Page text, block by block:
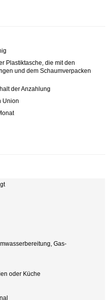
Plastiktasche, die mit den
und dem Schaumverpacken
der Anzahlung
Union
Gas-
oder Küche